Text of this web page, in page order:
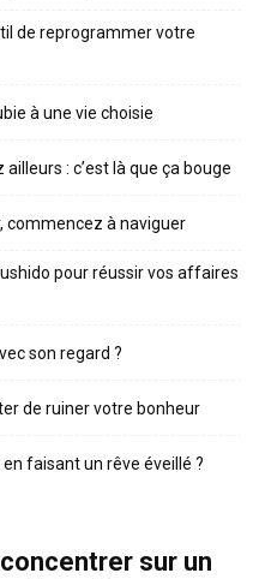
de reprogrammer votre
à une vie choisie
: c’est là que ça bouge
commencez à naviguer
pour réussir vos affaires
son regard ?
de ruiner votre bonheur
faisant un rêve éveillé ?
sur un